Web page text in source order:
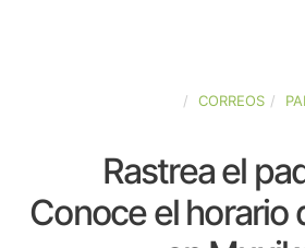
CORREOS
Rastrea el
Conoce el horario